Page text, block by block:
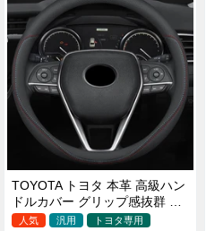
TOYOTA トヨタ 本革 高級ハン
ドルカバー グリップ感抜群 取
り付け簡単 滑り止め 37~40CM
人気 汎用 トヨタ専用